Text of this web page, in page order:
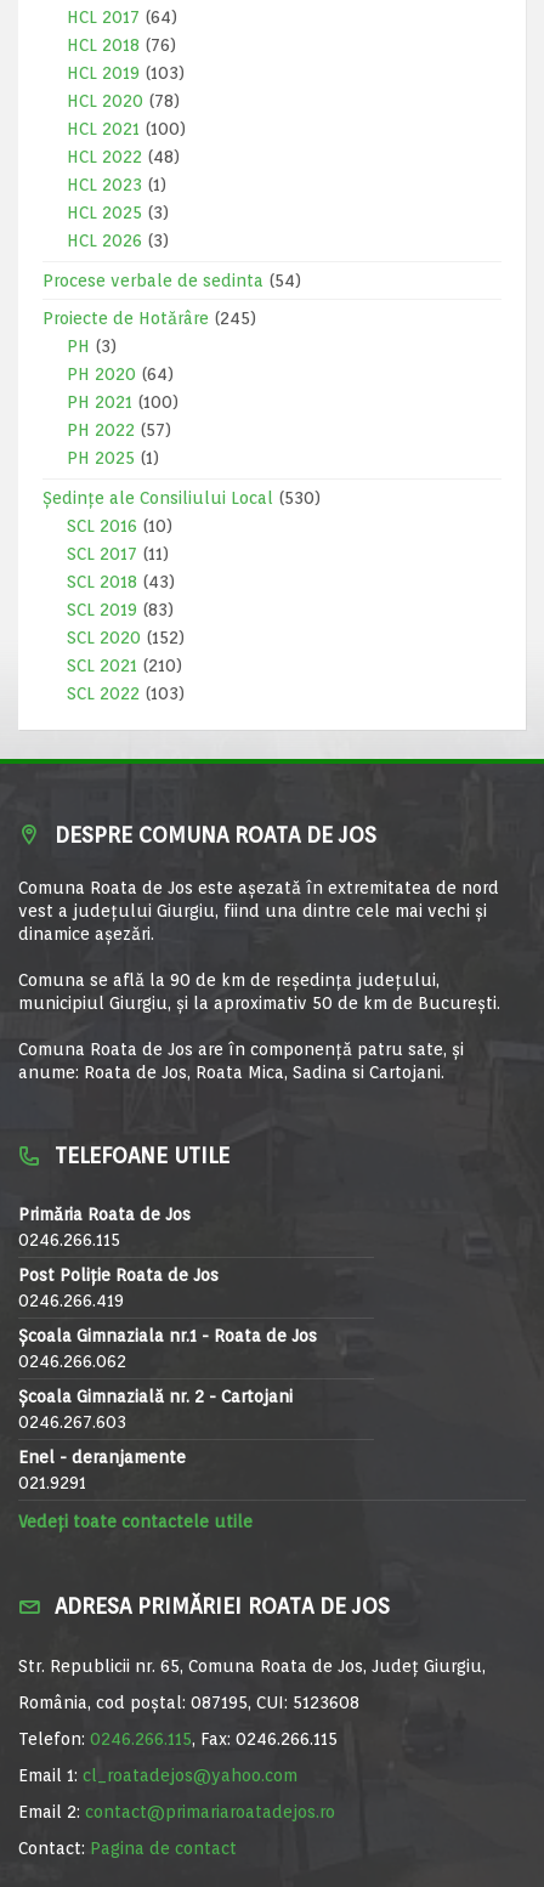
HCL 2017 (64)
HCL 2018 (76)
HCL 2019 (103)
HCL 2020 (78)
HCL 2021 (100)
HCL 2022 (48)
HCL 2023 (1)
HCL 2025 (3)
HCL 2026 (3)
Procese verbale de sedinta (54)
Proiecte de Hotărâre (245)
PH (3)
PH 2020 (64)
PH 2021 (100)
PH 2022 (57)
PH 2025 (1)
Ședințe ale Consiliului Local
(530)
SCL 2016 (10)
SCL 2017 (11)
SCL 2018 (43)
SCL 2019 (83)
SCL 2020 (152)
SCL 2021 (210)
SCL 2022 (103)
DESPRE COMUNA ROATA DE JOS
Comuna Roata de Jos este aşezată în extremitatea de nord
vest a judeţului Giurgiu, fiind una dintre cele mai vechi şi
dinamice aşezări.
Comuna se află la 90 de km de reşedinţa judeţului,
municipiul Giurgiu, şi la aproximativ 50 de km de Bucureşti.
Comuna Roata de Jos are în componență patru sate, și
anume: Roata de Jos, Roata Mica, Sadina si Cartojani.
TELEFOANE UTILE
Primăria Roata de Jos
0246.266.115
Post Poliție Roata de Jos
0246.266.419
Școala Gimnaziala nr.1 - Roata de Jos
0246.266.062
Școala Gimnazială nr. 2 - Cartojani
0246.267.603
Enel - deranjamente
021.9291
Vedeți toate contactele utile
ADRESA PRIMĂRIEI ROATA DE JOS
Str. Republicii nr. 65, Comuna Roata de Jos, Județ Giurgiu,
România, cod poștal: 087195, CUI: 5123608
Telefon: 0246.266.115, Fax: 0246.266.115
Email 1: cl_roatadejos@yahoo.com
Email 2: contact@primariaroatadejos.ro
Contact: Pagina de contact